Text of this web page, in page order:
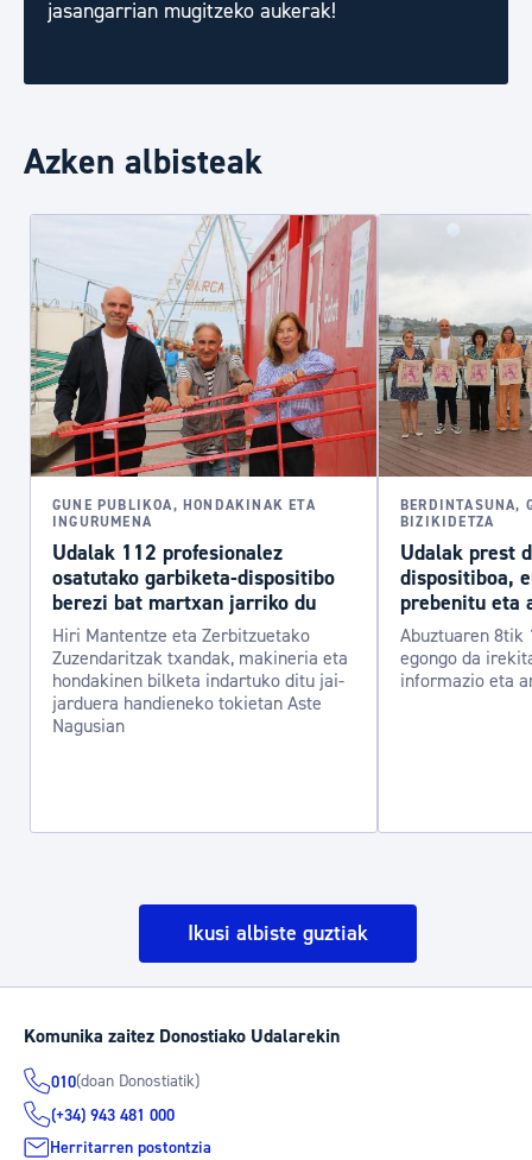
jasangarrian mugitzeko aukerak!
Azken albisteak
GUNE PUBLIKOA, HONDAKINAK ETA
INGURUMENA
Udalak 112 profesionalez
osatutako garbiketa-dispositibo
berezi bat martxan jarriko du
Hiri Mantentze eta Zerbitzuetako
Zuzendaritzak txandak, makineria eta
hondakinen bilketa indartuko ditu jai-
jarduera handieneko tokietan Aste
Nagusian
BERDINTASUNA,
BIZIKIDETZA
Udalak prest
dispositiboa,
prebenitu eta
Abuztuaren 8tik
egongo da
informazio eta
Ikusi albiste guztiak
Komunika zaitez Donostiako Udalarekin
010(doan Donostiatik)
(+34) 943 481 000
Herritarren postontzia